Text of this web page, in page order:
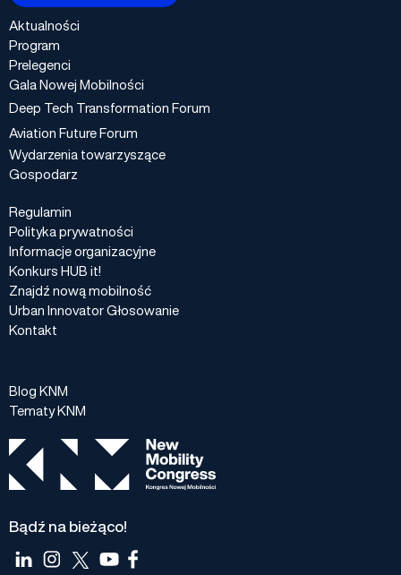
Aktualności
Program
Prelegenci
Gala Nowej Mobilności
Deep Tech Transformation Forum
Aviation Future Forum
Wydarzenia towarzyszące
Gospodarz
Regulamin
Polityka prywatności
Informacje organizacyjne
Konkurs HUB it!
Znajdź nową mobilność
Urban Innovator Głosowanie
Kontakt
Blog KNM
Tematy KNM
Bądź na bieżąco!